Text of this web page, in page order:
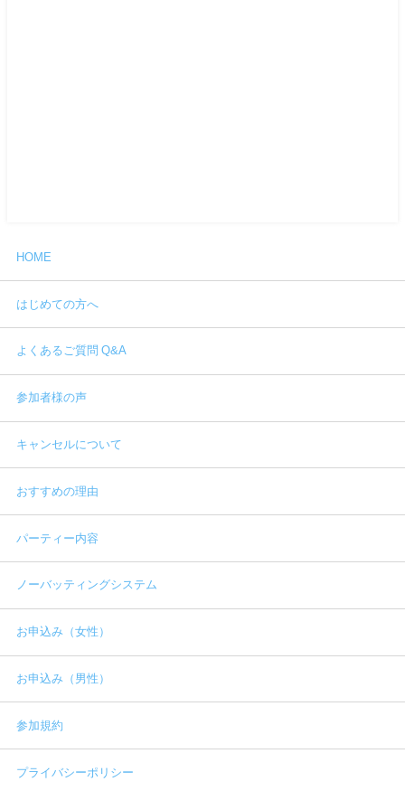
HOME
はじめての方へ
よくあるご質問 Q&A
参加者様の声
キャンセルについて
おすすめの理由
パーティー内容
ノーバッティングシステム
お申込み（女性）
お申込み（男性）
参加規約
プライバシーポリシー